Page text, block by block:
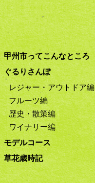
甲州市ってこんなところ
ぐるりさんぽ
レジャー・アウトドア編
フルーツ編
歴史・散策編
ワイナリー編
モデルコース
草花歳時記